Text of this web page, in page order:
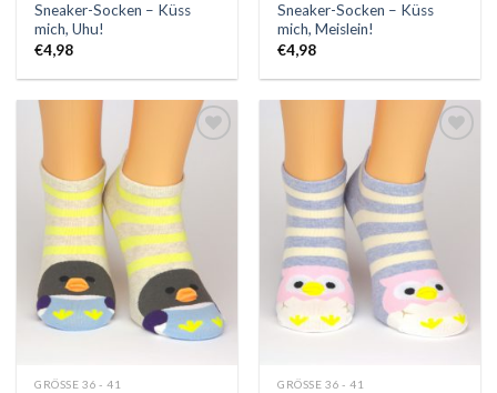
Sneaker-Socken – Küss
mich, Uhu!
€4,98
Sneaker-Socken – Küss
mich, Meislein!
€4,98
die
Wunschliste
GRÖSSE 36 - 41
die
Wunschliste
GRÖSSE 36 - 41